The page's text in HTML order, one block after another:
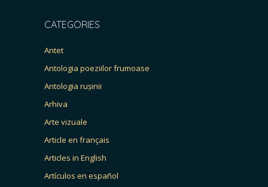
CATEGORIES
Antet
Antologia poeziilor frumoase
Antologia rușinii
Arhiva
Arte vizuale
Article en français
Articles in English
Artículos en español